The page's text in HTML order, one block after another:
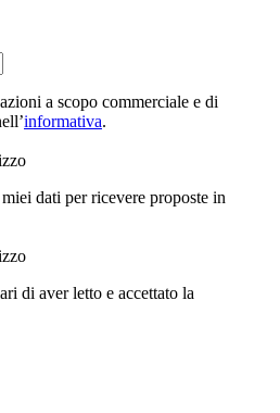
a scopo commerciale e di
informativa.
dati per ricevere proposte in
di aver letto e accettato la